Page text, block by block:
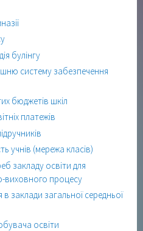
булінгу
систему забезпечення
бюджетів шкіл
платежів
учнів (мережа класів)
закладу освіти для
виховного процесу
заклади загальної середньої
освіти